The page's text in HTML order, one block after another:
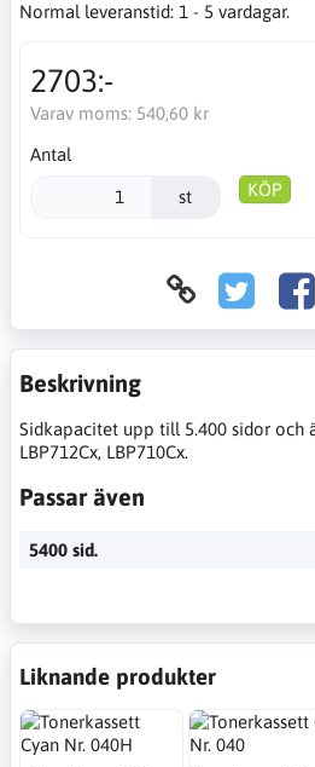
Normal leveranstid: 1 - 5 vardagar.
2703:-
Varav moms: 540,60 kr
Antal
st KÖP
Beskrivning
Sidkapacitet upp till 5.400 sidor och
LBP712Cx, LBP710Cx.
Passar även
5400 sid.
Liknande produkter